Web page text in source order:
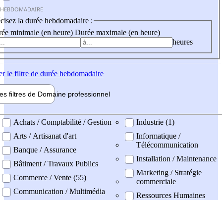
la durée hebdomadaire :
minimale (en heure) Durée maximale (en heure)
heures
le filtre de durée hebdomadaire
filtres de Domaine professionnel
professionel
Achats / Comptabilité / Gestion
Arts / Artisanat d'art
Banque / Assurance
Bâtiment / Travaux Publics
Commerce / Vente (55)
Communication / Multimédia
Industrie (1)
Informatique /
Télécommunication
Installation / Maintenance
Marketing / Stratégie
commerciale
Ressources Humaines